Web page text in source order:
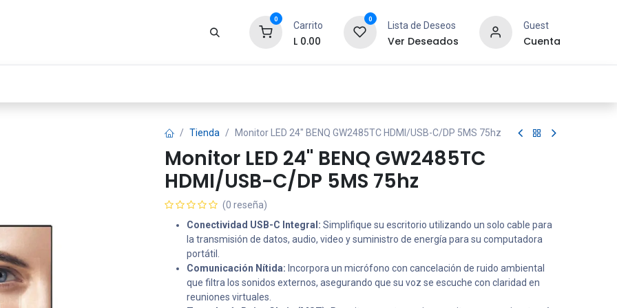
0
Carrito
L 0.00
0
Lista de Deseos
Ver Deseados
Guest
Cuenta
Tienda Monitor LED 24" BENQ GW2485TC HDMI/USB-C/DP 5MS 75hz
Monitor LED 24" BENQ GW2485TC
HDMI/USB-C/DP 5MS 75hz
(0 reseña)
Conectividad USB-C Integral: Simplifique su escritorio utilizando un solo cable para
la transmisión de datos, audio, video y suministro de energía para su computadora
portátil.
Comunicación Nítida: Incorpora un micrófono con cancelación de ruido ambiental
que filtra los sonidos externos, asegurando que su voz se escuche con claridad en
reuniones virtuales.